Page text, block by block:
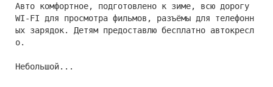
Авто комфортное, подготовлено к зиме, всю дорогу
WI-FI для просмотра фильмов, разъёмы для телефонн
ых зарядок. Детям предоставлю бесплатно автокресл
о.
Небольшой...